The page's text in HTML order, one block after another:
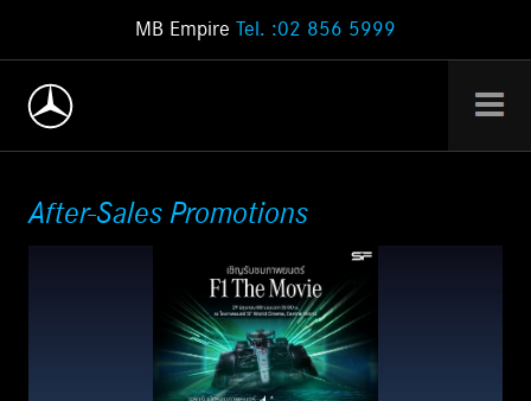
MB Empire Tel. :02 856 5999
After-Sales Promotions